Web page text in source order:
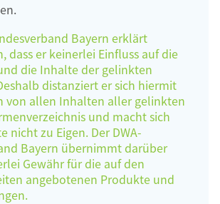
Bayern erklärt
dass er keinerlei Einfluss auf die
die Inhalte der gelinkten
distanziert er sich hiermit
von allen Inhalten aller gelinkten
und macht sich
nicht zu Eigen. Der DWA-
Bayern übernimmt darüber
Gewähr für die auf den
angebotenen Produkte und